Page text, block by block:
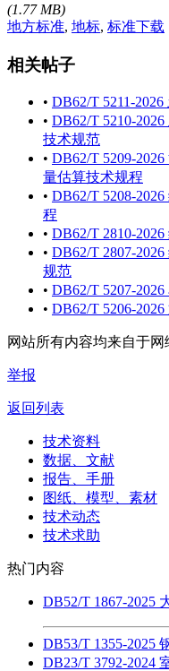
(1.77 MB)
地方标准, 地标, 标准下载
相关帖子
• DB62/T 5211-
• DB62/T 5210-
技术规范
• DB62/T 5209-
量估算技术规程
• DB62/T 5208-
程
• DB62/T 2810-
• DB62/T 2807-
规范
• DB62/T 5207-
• DB62/T 5206-
网站所有内容均来自于网
举报
返回列表
技术资料
数据、文献
报告、手册
图纸、模型、素材
技术动态
技术求助
热门内容
DB52/T 1867-2025
DB53/T 1355-2025
DB23/T 3792-2024